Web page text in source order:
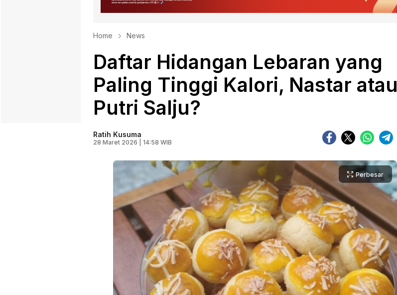
Home News
Daftar Hidangan Lebaran yang
Paling Tinggi Kalori, Nastar atau
Putri Salju?
Ratih Kusuma
28 Maret 2026 | 14:58 WIB
Perbesar